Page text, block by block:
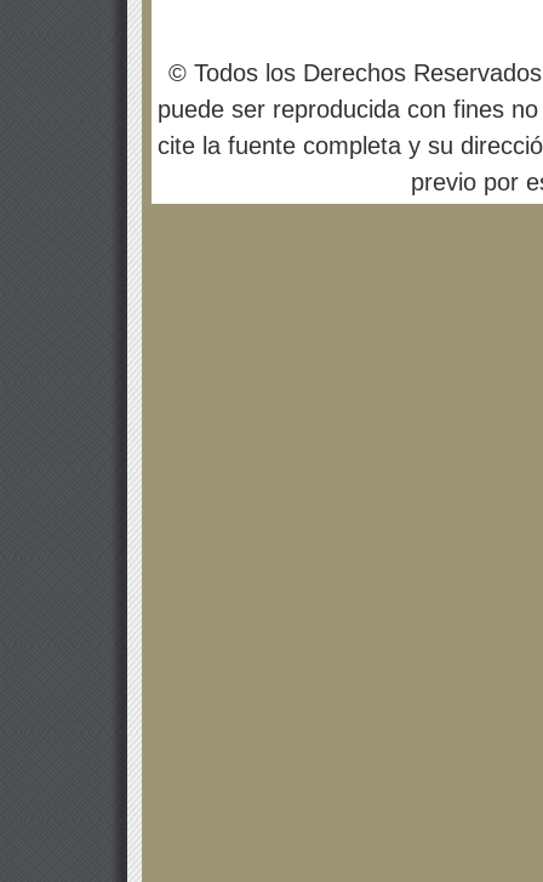
© Todos los Derechos
puede ser reproducida con fines
cite la fuente completa y su
previo por